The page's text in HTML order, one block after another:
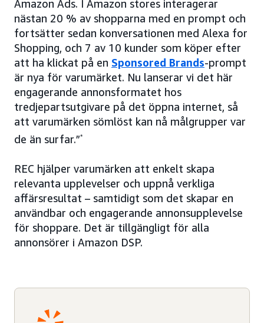
Amazon Ads. I Amazon stores interagerar
nästan 20 % av shopparna med en prompt och
fortsätter sedan konversationen med Alexa for
Shopping, och 7 av 10 kunder som köper efter
att ha klickat på en Sponsored Brands-prompt
är nya för varumärket. Nu lanserar vi det här
engagerande annonsformatet hos
tredjepartsutgivare på det öppna internet, så
att varumärken sömlöst kan nå målgrupper var
de än surfar.”*
REC hjälper varumärken att enkelt skapa
relevanta upplevelser och uppnå verkliga
affärsresultat – samtidigt som det skapar en
användbar och engagerande annonsupplevelse
för shoppare. Det är tillgängligt för alla
annonsörer i Amazon DSP.